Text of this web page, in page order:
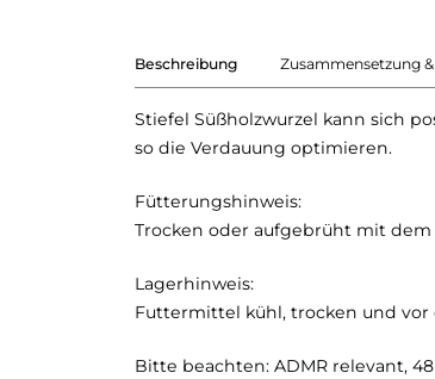
Beschreibung Zusammensetzung
Stiefel Süßholzwurzel kann sich
so die Verdauung optimieren.
Fütterungshinweis:
Trocken oder aufgebrüht mit
Lagerhinweis:
Futtermittel kühl, trocken und vor
Bitte beachten: ADMR relevant,